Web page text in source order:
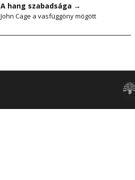
A hang szabadsága →
John Cage a vasfüggöny mögött